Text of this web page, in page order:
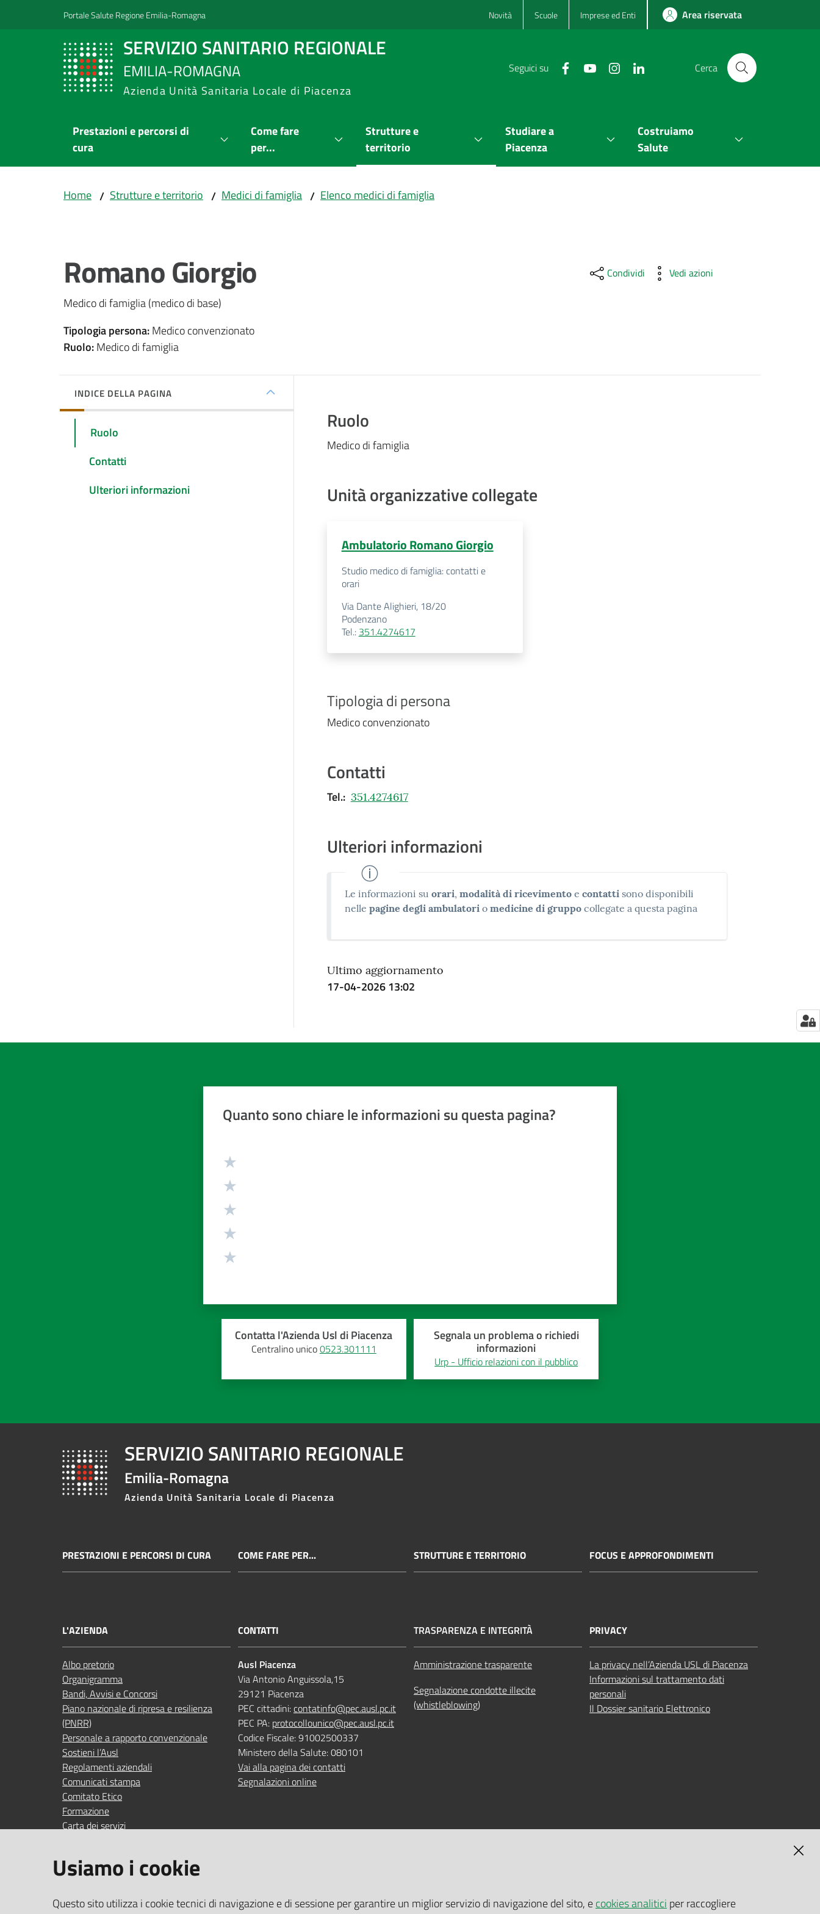
Vai al contenuto
Vai alla navigazionePortale Salute Regione Emilia-Romagna Novità Scuole Imprese ed Enti Area riservata
SERVIZIO SANITARIO REGIONALE
EMILIA-ROMAGNA
Azienda Unità Sanitaria Locale di Piacenza
Seguici su Cerca
Prestazioni e percorsi di
cura
Come fare
per...
Strutture e
territorio
Studiare a
Piacenza
Costruiamo
Salute
Home / Strutture e territorio / Medici di famiglia / Elenco medici di famiglia
Romano Giorgio
Medico di famiglia (medico di base)
Tipologia persona:Medico convenzionato
Ruolo:Medico di famiglia
Condividi Vedi azioni
INDICE DELLA PAGINA
Ruolo
Contatti
Ulteriori informazioni
Ruolo
Medico di famiglia
Unità organizzative collegate
Ambulatorio Romano Giorgio
Studio medico di famiglia: contatti e
orari
Via Dante Alighieri, 18/20
Podenzano
Tel.: 351.4274617
Tipologia di persona
Medico convenzionato
Contatti
Tel.: 351.4274617
Ulteriori informazioni
Le informazioni suorari,modalità di ricevimento econtatti sono disponibili
nellepagine degli ambulatoriomedicine di gruppocollegate a questa pagina
Ultimo aggiornamento
17-04-2026 13:02
Quanto sono chiare le informazioni su questa pagina?
Contatta l'Azienda Usl di Piacenza
Centralino unico0523.301111
Segnala un problema o richiedi
informazioni
Urp - Ufficio relazioni con il pubblico
SERVIZIO SANITARIO REGIONALE
Emilia-Romagna
Azienda Unità Sanitaria Locale di Piacenza
PRESTAZIONI E PERCORSI DI CURA COME FARE PER... STRUTTURE E TERRITORIO FOCUS E APPROFONDIMENTI
L'AZIENDA
Albo pretorio
Organigramma
Bandi, Avvisi e Concorsi
Piano nazionale di ripresa e resilienza
(PNRR)
Personale a rapporto convenzionale
Sostieni l’Ausl
Regolamenti aziendali
Comunicati stampa
Comitato Etico
Formazione
Carta dei servizi
CONTATTI
Ausl Piacenza
Via Antonio Anguissola,15
29121 Piacenza
PEC cittadini:contatinfo@pec.ausl.pc.it
PEC PA: protocollounico@pec.ausl.pc.it
Codice Fiscale: 91002500337
Ministero della Salute: 080101
Vai alla pagina dei contatti
Segnalazioni online
TRASPARENZA E INTEGRITÀ
Amministrazione trasparente
Segnalazione condotte illecite
(whistleblowing)
PRIVACY
La privacy nell’Azienda USL di Piacenza
Informazioni sul trattamento dati
personali
Il Dossier sanitario Elettronico
SEGUICI SU
Usiamo i cookie
Questo sito utilizza i cookie tecnici di navigazione e di sessione per garantire un miglior servizio di navigazione del sito, ecookies analitici per raccogliere